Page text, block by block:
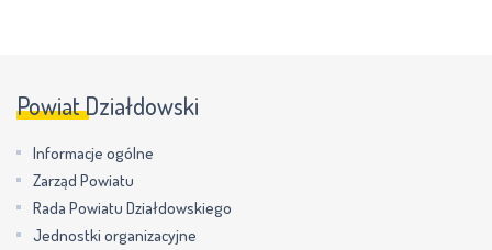
Powiat Działdowski
Informacje ogólne
Zarząd Powiatu
Rada Powiatu Działdowskiego
Jednostki organizacyjne